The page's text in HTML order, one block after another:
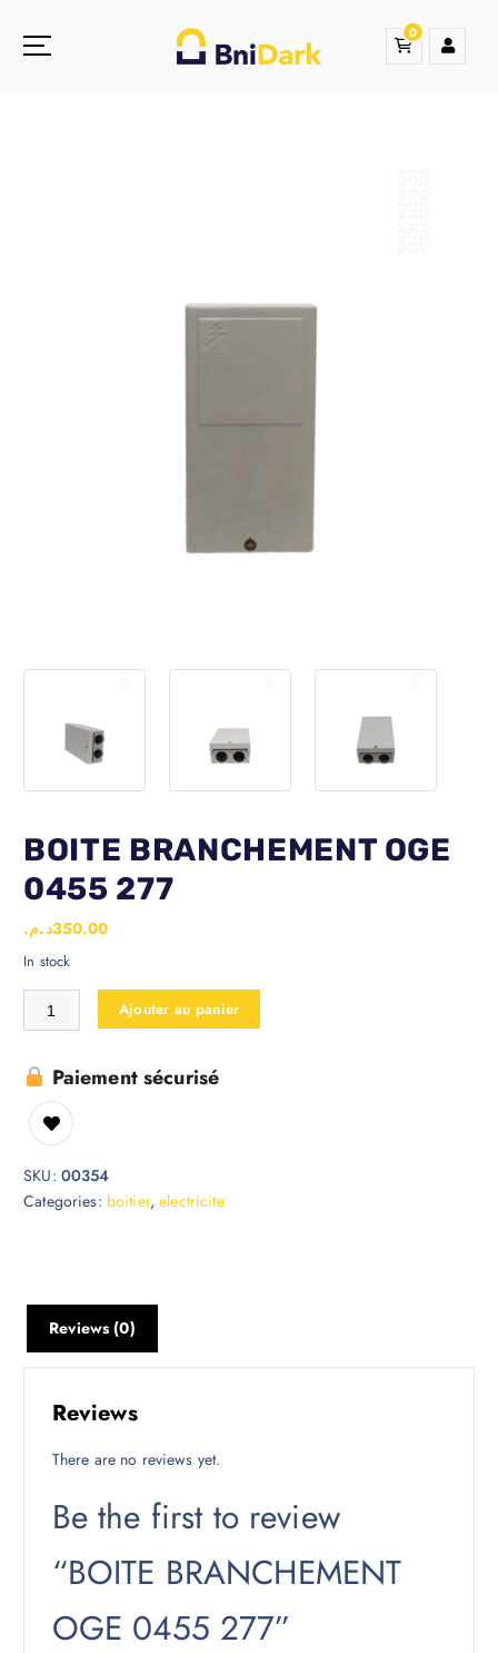
0
BOITE BRANCHEMENT OGE
0455 277
350.00د.م.
In stock
Ajouter au panier
Paiement sécurisé
SKU: 00354
Categories: boitier,electricite
Reviews (0)
Reviews
There are no reviews yet.
Be the first to review
“BOITE BRANCHEMENT
OGE 0455 277”